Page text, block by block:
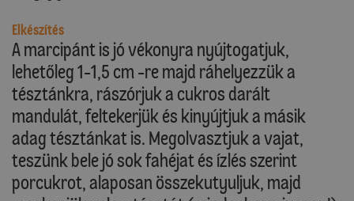
Elkészítés
A marcipánt is jó vékonyra nyújtogatjuk,
lehetőleg 1-1,5 cm -re majd ráhelyezzük a
tésztánkra, rászórjuk a cukros darált
mandulát, feltekerjük és kinyújtjuk a másik
adag tésztánkat is. Megolvasztjuk a vajat,
teszünk bele jó sok fahéjat és ízlés szerint
porcukrot, alaposan összekutyuljuk, majd